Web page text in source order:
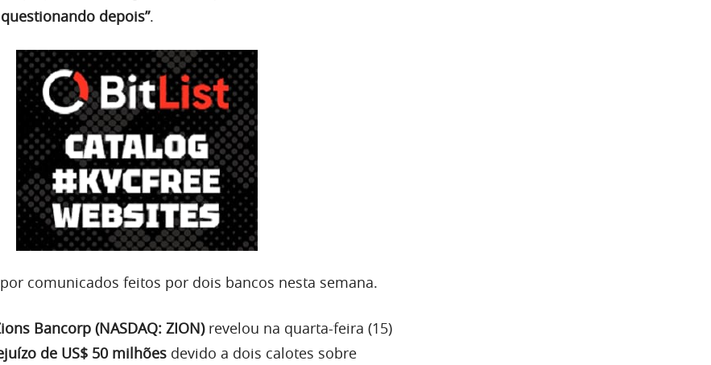
depois”.
comunicados feitos por dois bancos nesta semana.
Bancorp (NASDAQ: ZION)revelou na quarta-feira (15)
de US$ 50 milhões devido a dois calotes sobre